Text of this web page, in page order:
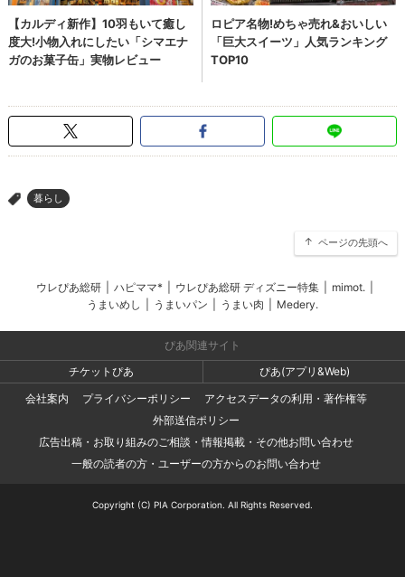
> 暮らし
ページの先頭へ
ウレぴあ総研 ハピママ* ウレぴあ総研 ディズニー特集 mimot.
うまいめし
うまいパン うまい肉 Medery.
ぴあ関連サイト
チケットぴあ
ぴあ(アプリ&Web)
会社案内
プライバシーポリシー
アクセスデータの利用・著作権等
外部送信ポリシー
広告出稿・お取り組みのご相談・情報掲載・その他お問い合わせ
一般の読者の方・ユーザーの方からのお問い合わせ
Copyright (C) PIA Corporation. All Rights Reserved.